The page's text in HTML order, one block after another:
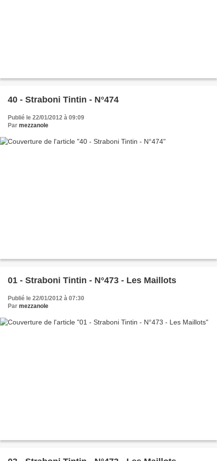
40 - Straboni Tintin - N°474
Publié le 22/01/2012 à 09:09
Par mezzanole
01 - Straboni Tintin - N°473 - Les Maillots
Publié le 22/01/2012 à 07:30
Par mezzanole